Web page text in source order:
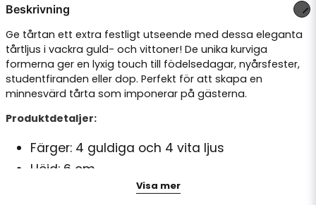
Beskrivning
Ge tårtan ett extra festligt utseende med dessa eleganta
tårtljus i vackra guld- och vittoner! De unika kurviga
formerna ger en lyxig touch till födelsedagar, nyårsfester,
studentfiranden eller dop. Perfekt för att skapa en
minnesvärd tårta som imponerar på gästerna.
Produktdetaljer:
Färger: 4 guldiga och 4 vita ljus
Höjd: 6 cm
Visa mer